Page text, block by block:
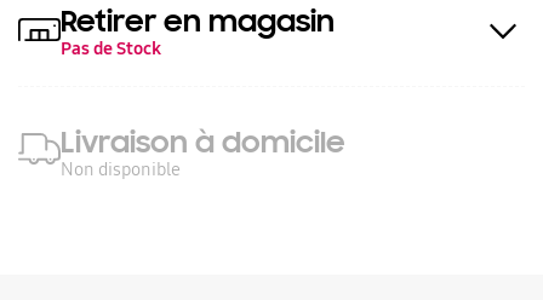
Retirer en magasin
Pas de Stock
Livraison à domicile
Non disponible